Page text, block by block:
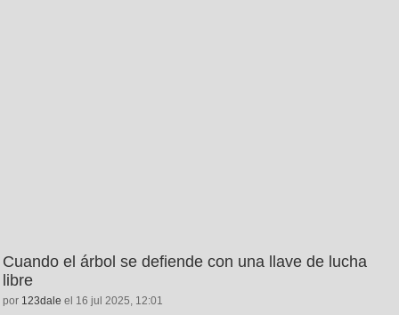
Cuando el árbol se defiende con una llave de lucha
libre
por 123dale el 16 jul 2025, 12:01